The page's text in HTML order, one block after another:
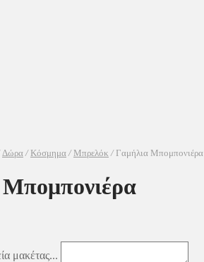
Δώρα / Κόσμημα / Μπρελόκ /Γαμήλια Μπομπονιέρα
μακέτας...